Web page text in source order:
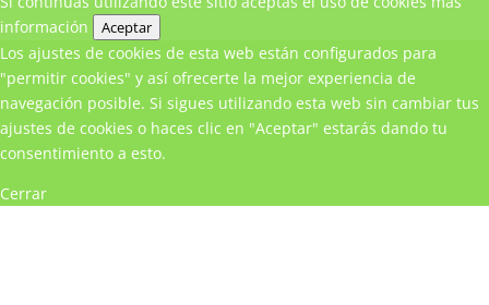
información
Aceptar
Los ajustes de cookies de esta web están configurados para
"permitir cookies" y así ofrecerte la mejor experiencia de
navegación posible. Si sigues utilizando esta web sin cambiar tus
ajustes de cookies o haces clic en "Aceptar" estarás dando tu
consentimiento a esto.
Cerrar